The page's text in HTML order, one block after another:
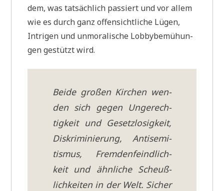
dem, was tat­säch­lich pas­siert und vor allem
wie es durch ganz offen­sicht­li­che Lügen,
Intri­gen und unmo­ra­li­sche Lob­by­be­mü­hun­
gen gestützt wird.
Bei­de gro­ßen Kir­chen wen­
den sich gegen Unge­rech­
tig­keit und Gesetz­lo­sig­keit,
Dis­kri­mi­nie­rung, Anti­se­mi­
tis­mus, Frem­den­feind­lich­
keit und ähn­li­che Scheuß­
lich­kei­ten in der Welt. Sicher